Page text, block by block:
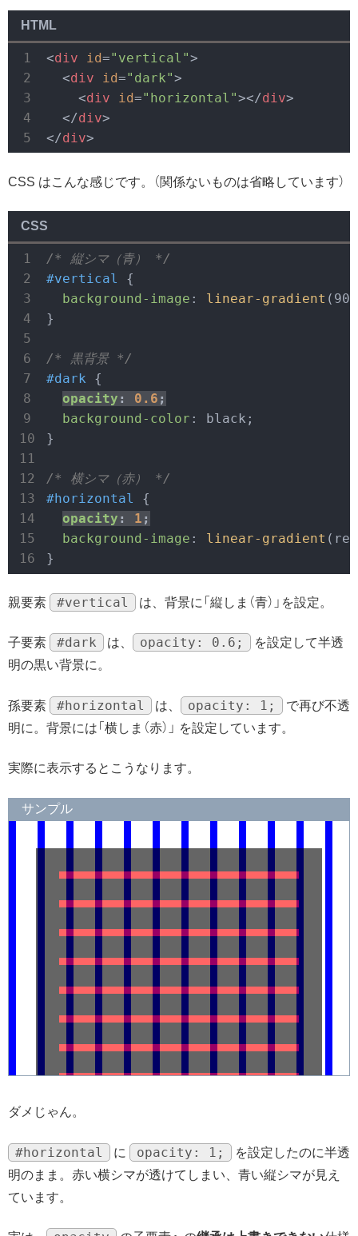
HTML
<div id="vertical">
<div id="dark">
<div id="horizontal"></div>
</div>
</div>
CSS はこんな感じです。（関係ないものは省略しています）
CSS
/* 縦シマ（青） */
#vertical
{
background-image : linear-gradient
}
/* 黒背景 */
#dark {
opacity : 0.6 ;
background-color : black;
}
/* 横シマ（赤） */
#horizontal
{
opacity : 1 ;
background-image : linear-gradient
}
親要素 #vertical は、背景に「縦しま（青）」を設定。
子要素 #dark は、 opacity: 0.6;
を設定して半透
明の黒い背景に。
孫要素 #horizontal は、 opacity: 1;
で再び不透
明に。背景には「横しま（赤）」 を設定しています。
実際に表示するとこうなります。
サンプル
ダメじゃん。
#horizontal に opacity: 1;
を設定したのに半透
明のまま。赤い横シマが透けてしまい、青い縦シマが見え
ています。